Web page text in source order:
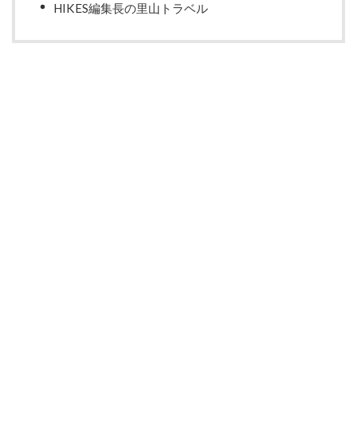
HIKES編集長の里山トラベル